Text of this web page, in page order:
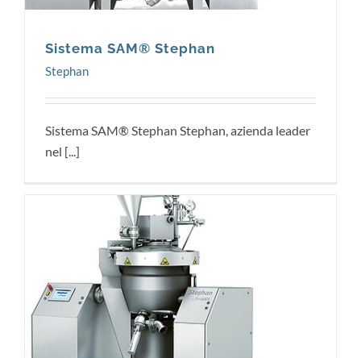
Sistema SAM® Stephan
Stephan
Sistema SAM® Stephan Stephan, azienda leader
nel [...]
Stephan